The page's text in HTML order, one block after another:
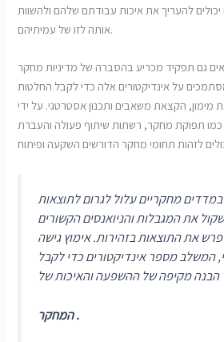
יכולים להעריך את איכות עבודתם שלהם ולהשוות
אותה לזו של עמיתיהם.
גם תפקיד מכריע בהסברה של מדיניות מחקר
על אינדיקטורים אלה כדי לקבל החלטות
מימון, הקצאת משאבים ותכנון אסטרטגי. על ידי
כמו תפוקת מחקר, רשתות שיתוף פעולה והעברת
במדדים מחקריים עלול לגרום לתוצאות
את המגבלות והניואנסים הקשורים
את התוצאות בזהירות. אימוץ גישה
המשלב מספר אינדיקטורים כדי לקבל
הבנה מקיפה של ההשפעה והאיכות של
המחקר .